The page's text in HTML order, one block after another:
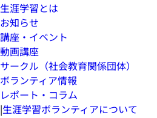
生涯学習とは
お知らせ
講座・イベント
動画講座
サークル（社会教育関係団体）
ボランティア情報
レポート・コラム
|生涯学習ボランティアについて